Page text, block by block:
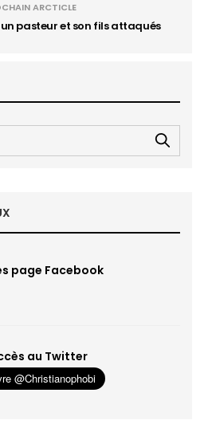
ARCTICLE
pasteur et son fils attaqués
page Facebook
au Twitter